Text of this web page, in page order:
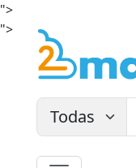
">
">